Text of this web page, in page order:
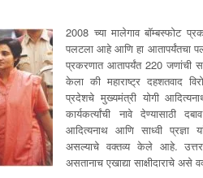
2008 च्या मालेगाव बॉम्बस्फोट
पलटला आहे आणि हा आतापर्यंतचा
प्रकरणात आतापर्यंत 220 जणांची
केला की महाराष्ट्र दहशतवाद
प्रदेशचे मुख्यमंत्री योगी
कार्यकर्त्यांची नावे देण्यासाठी
आदित्यनाथ आणि साध्वी प्रज्ञा
असल्याचे वक्तव्य केले आहे.
असतानाच एखाद्या साक्षीदाराचे असे